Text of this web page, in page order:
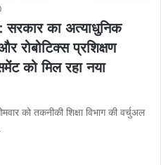
का अत्याधुनिक
रोबोटिक्स प्रशिक्षण
को मिल रहा नया
को तकनीकी शिक्षा विभाग की वर्चुअल